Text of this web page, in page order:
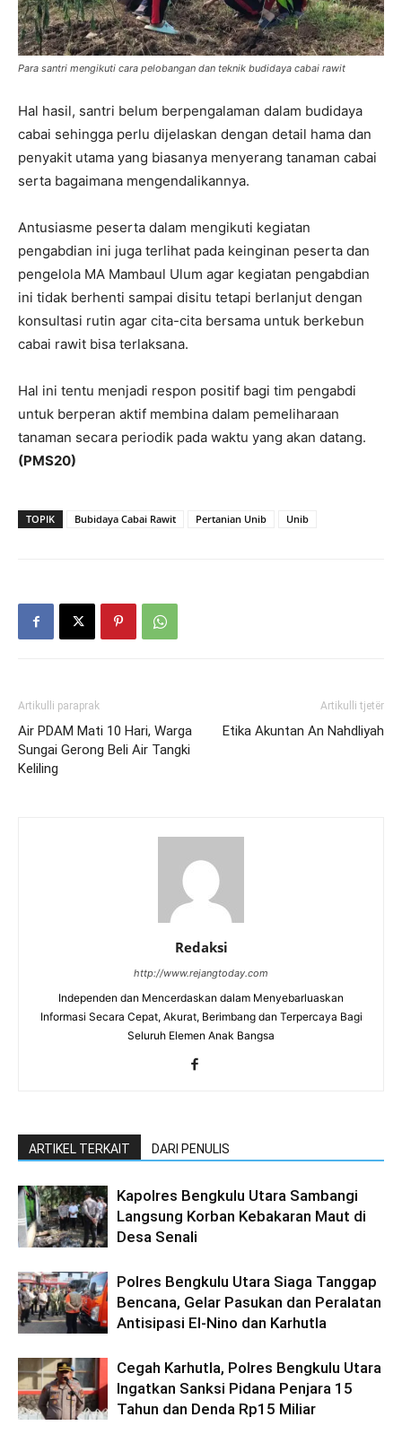
Para santri mengikuti cara pelobangan dan teknik budidaya cabai rawit
Hal hasil, santri belum berpengalaman dalam budidaya
cabai sehingga perlu dijelaskan dengan detail hama dan
penyakit utama yang biasanya menyerang tanaman cabai
serta bagaimana mengendalikannya.
Antusiasme peserta dalam mengikuti kegiatan
pengabdian ini juga terlihat pada keinginan peserta dan
pengelola MA Mambaul Ulum agar kegiatan pengabdian
ini tidak berhenti sampai disitu tetapi berlanjut dengan
konsultasi rutin agar cita-cita bersama untuk berkebun
cabai rawit bisa terlaksana.
Hal ini tentu menjadi respon positif bagi tim pengabdi
untuk berperan aktif membina dalam pemeliharaan
tanaman secara periodik pada waktu yang akan datang.
(PMS20)
TOPIK Bubidaya Cabai Rawit Pertanian Unib Unib
Artikulli paraprak
Air PDAM Mati 10 Hari, Warga
Sungai Gerong Beli Air Tangki
Keliling
Artikulli tjetër
Etika Akuntan An Nahdliyah
Redaksi
http://www.rejangtoday.com
Independen dan Mencerdaskan dalam Menyebarluaskan
Informasi Secara Cepat, Akurat, Berimbang dan Terpercaya Bagi
Seluruh Elemen Anak Bangsa
ARTIKEL TERKAIT DARI PENULIS
Kapolres Bengkulu Utara Sambangi
Langsung Korban Kebakaran Maut di
Desa Senali
Polres Bengkulu Utara Siaga Tanggap
Bencana, Gelar Pasukan dan Peralatan
Antisipasi El-Nino dan Karhutla
Cegah Karhutla, Polres Bengkulu Utara
Ingatkan Sanksi Pidana Penjara 15
Tahun dan Denda Rp15 Miliar